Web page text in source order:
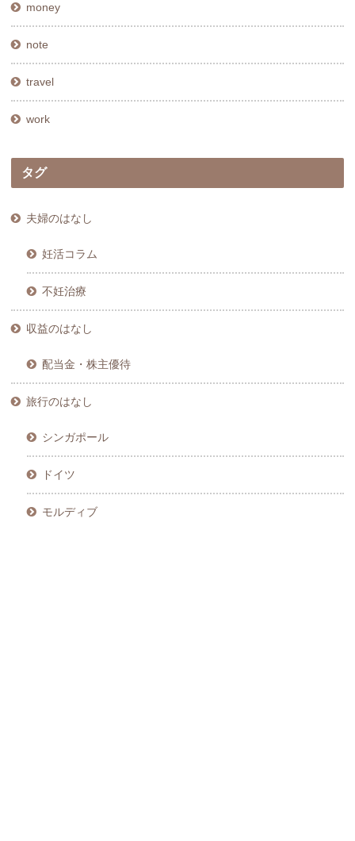
money
note
travel
work
タグ
夫婦のはなし
妊活コラム
不妊治療
収益のはなし
配当金・株主優待
旅行のはなし
シンガポール
ドイツ
モルディブ